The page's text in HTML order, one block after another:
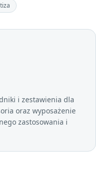
i zestawienia dla
oraz wyposażenie
zastosowania i